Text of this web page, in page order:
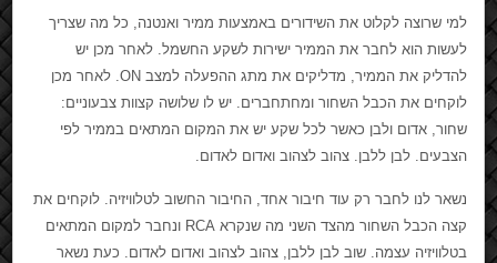
למי שרוצה לקלוט את השידורים באמצעות ממיר ואנטנה, כל מה שצריך
לעשות הוא לחבר את הממיר ישירות לשקע החשמל. לאחר מכן יש
להדליק את הממיר, מדליקים את מתג ההפעלה למצב ON. לאחר מכן
לוקחים את הכבל השחור ומחתחברים. יש לו שלושה קצוות צבעוניים:
שחור, אדום ולבן כאשר לכל שקע יש את המקום המתאים בממיר לפי
הצבעים. לבן ללבן. צהוב לצהוב ואדום לאדום.
נשאר לנו לחבר רק עוד חיבור אחד, החיבור החשוב לטלוויזיה. לוקחים את
קצה הכבל השחור מהצד השני מה שנקרא RCA ונחבר למקום המתאים
בטלוויזיה עצמה. שוב לבן ללבן, צהוב לצהוב ואדום לאדום. כעת נשאר